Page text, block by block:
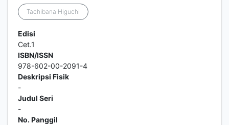
Tachibana Higuchi
Edisi
Cet.1
ISBN/ISSN
978-602-00-2091-4
Deskripsi Fisik
-
Judul Seri
-
No. Panggil